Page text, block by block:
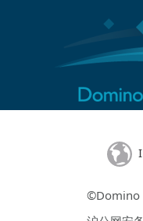
©Domino